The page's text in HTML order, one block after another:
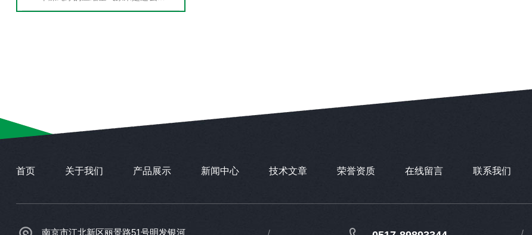
首页 关于我们 产品展示 新闻中心 技术文章 荣誉资质 在线留言 联系我们
南京市江北新区丽景路51号明发银河